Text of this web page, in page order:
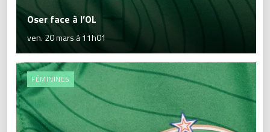
Oser face à l’OL
ven. 20 mars à 11h01
FÉMININES